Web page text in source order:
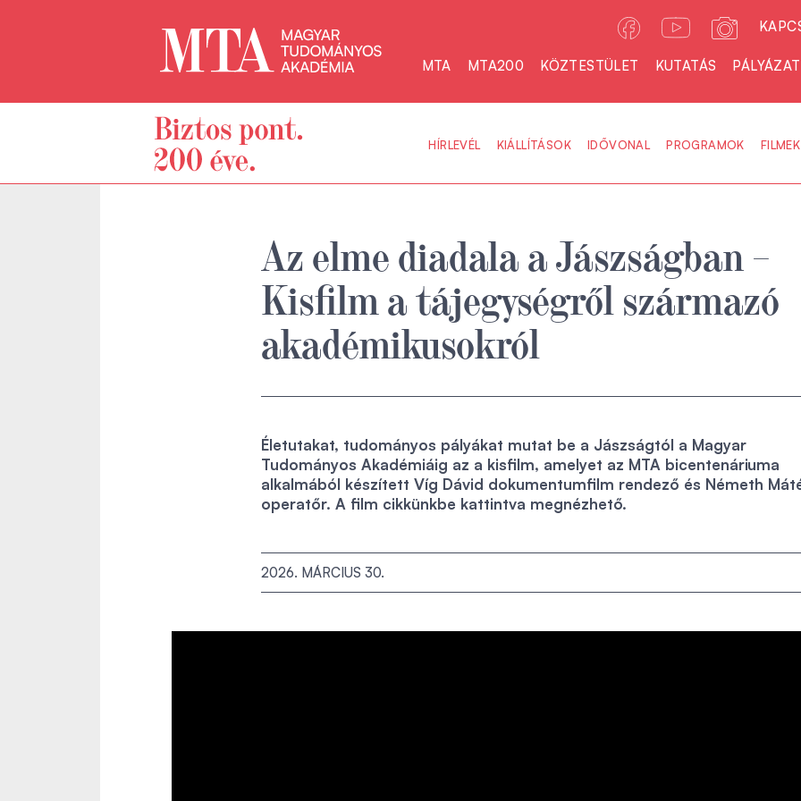
MTA MTA200 KÖZTESTÜLET KUTATÁS
HÍRLEVÉL KIÁLLÍTÁSOK IDŐVONAL PROGRAMOK FILMEK
Az elme diadala a Jászságban –
Kisfilm a tájegységről származó
akadémikusokról
Életutakat, tudományos pályákat mutat be a Jászságtól a Magyar
Tudományos Akadémiáig az a kisfilm, amelyet az MTA bicentenáriuma
alkalmából készített Víg Dávid dokumentumfilm rendező és Németh
operatőr. A film cikkünkbe kattintva megnézhető.
2026. MÁRCIUS 30.